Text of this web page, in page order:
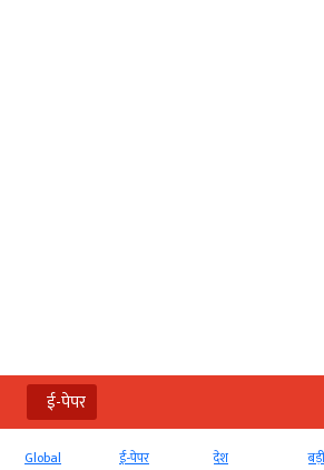
ई-पेपर
Global ई-पेपर देश